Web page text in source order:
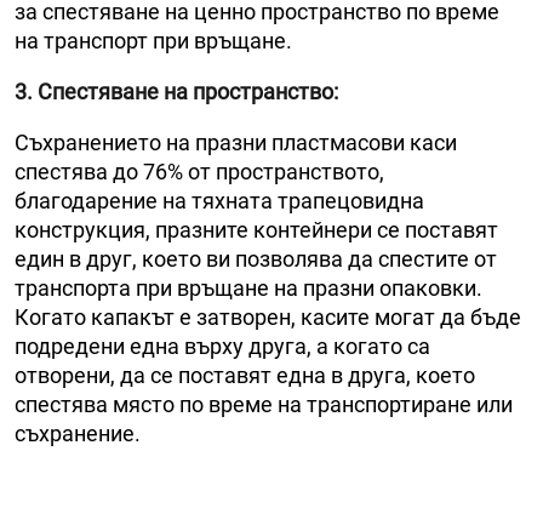
за спестяване на ценно пространство по време
на транспорт при връщане.
3. Спестяване на пространство:
Съхранението на празни пластмасови каси
спестява до 76% от пространството,
благодарение на тяхната трапецовидна
конструкция, празните контейнери се поставят
един в друг, което ви позволява да спестите от
транспорта при връщане на празни опаковки.
Когато капакът е затворен, касите могат да бъде
подредени една върху друга, а когато са
отворени, да се поставят една в друга, което
спестява място по време на транспортиране или
съхранение.